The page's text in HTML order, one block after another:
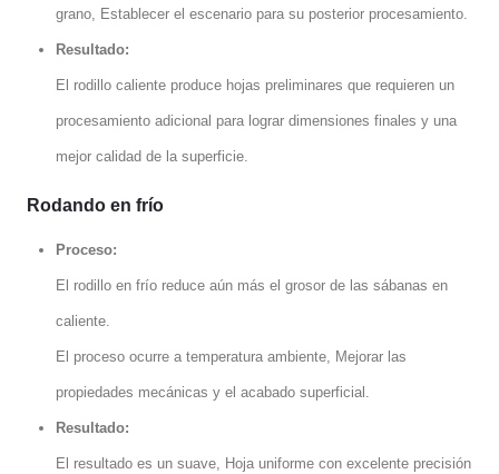
grano, Establecer el escenario para su posterior procesamiento.
Resultado:
El rodillo caliente produce hojas preliminares que requieren un
procesamiento adicional para lograr dimensiones finales y una
mejor calidad de la superficie.
Rodando en frío
Proceso:
El rodillo en frío reduce aún más el grosor de las sábanas en
caliente.
El proceso ocurre a temperatura ambiente, Mejorar las
propiedades mecánicas y el acabado superficial.
Resultado:
El resultado es un suave, Hoja uniforme con excelente precisión